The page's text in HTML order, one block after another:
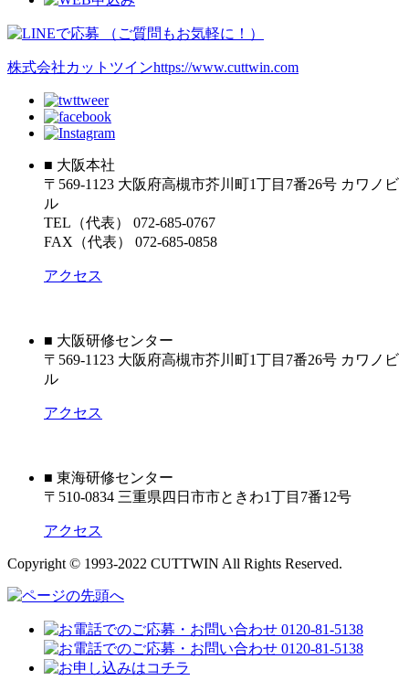
株式会社カットツインhttps://www.cuttwin.com
■ 大阪本社
〒569-1123 大阪府高槻市芥川町1丁目7番26号 カワノビ
ル
TEL（代表） 072-685-0767
FAX（代表） 072-685-0858
アクセス
■ 大阪研修センター
〒569-1123 大阪府高槻市芥川町1丁目7番26号 カワノビ
ル
アクセス
■ 東海研修センター
〒510-0834 三重県四日市市ときわ1丁目7番12号
アクセス
Copyright © 1993-2022 CUTTWIN All Rights Reserved.